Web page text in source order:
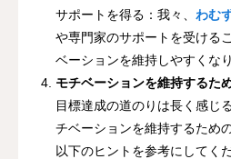
サポートを得る：我々、 わむ
や専門家のサポートを受ける
ベーションを維持しやすくなり
モチベーションを維持するた
目標達成の道のりは長く感じ
チベーションを維持するため
以下のヒントを参考にしてくだ